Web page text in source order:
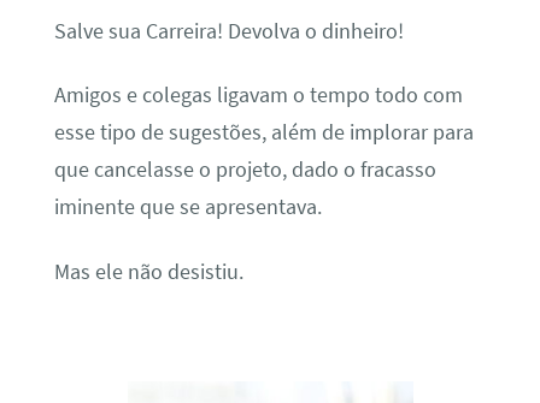
Salve sua Carreira! Devolva o dinheiro!
Amigos e colegas ligavam o tempo todo com
esse tipo de sugestões, além de implorar para
que cancelasse o projeto, dado o fracasso
iminente que se apresentava.
Mas ele não desistiu.